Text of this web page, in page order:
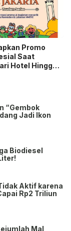
Promo
Saat
Hotel Hingga
“Gembok
Jadi Ikon
Biodiesel
Aktif karena
Rp2 Triliun
Mal